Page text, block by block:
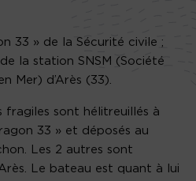
33 » de la Sécurité civile ;
la station SNSM (Société
Mer) d’Arès (33).
fragiles sont hélitreuillés à
33 » et déposés au
Les 2 autres sont
Le bateau est quant à lui